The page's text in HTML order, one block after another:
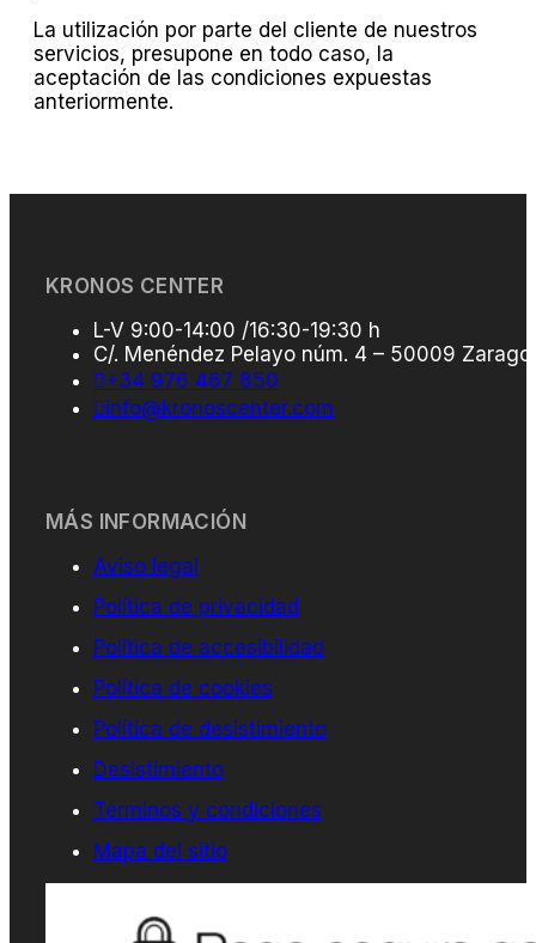
La utilización por parte del cliente de nuestros
servicios, presupone en todo caso, la
aceptación de las condiciones expuestas
anteriormente.
KRONOS CENTER
L-V 9:00-14:00 /16:30-19:30 h
C/. Menéndez Pelayo núm. 4 – 50009
+34 976 467 850
info@kronoscenter.com
MÁS INFORMACIÓN
Aviso legal
Política de privacidad
Política de accesibilidad
Política de cookies
Política de desistimiento
Desistimiento
Términos y condiciones
Mapa del sitio